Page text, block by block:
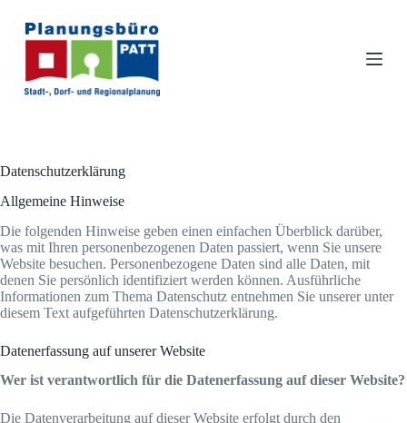
u
h
s
p
r
i
n
g
e
n
Datenschutzerklärung
Allgemeine Hinweise
Die folgenden Hinweise geben einen einfachen Überblick darüber,
was mit Ihren personenbezogenen Daten passiert, wenn Sie unsere
Website besuchen. Personenbezogene Daten sind alle Daten, mit
denen Sie persönlich identifiziert werden können. Ausführliche
Informationen zum Thema Datenschutz entnehmen Sie unserer unter
diesem Text aufgeführten Datenschutzerklärung.
Datenerfassung auf unserer Website
Wer ist verantwortlich für die Datenerfassung auf dieser Website?
Die Datenverarbeitung auf dieser Website erfolgt durch den